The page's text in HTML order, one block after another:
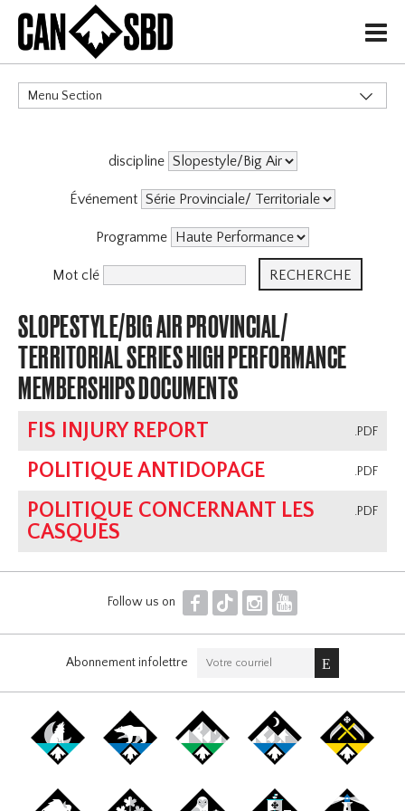
H
Menu Section
Événements & Compétitions
discipline
Événement
Programme
Mot clé
SLOPESTYLE/BIG AIR PROVINCIAL/
TERRITORIAL SERIES HIGH PERFORMANCE
MEMBERSHIPS DOCUMENTS
.PDF
FIS INJURY REPORT
.PDF
POLITIQUE ANTIDOPAGE
.PDF
POLITIQUE CONCERNANT LES
CASQUES
Follow us on F T I Y
Abonnement infolettre